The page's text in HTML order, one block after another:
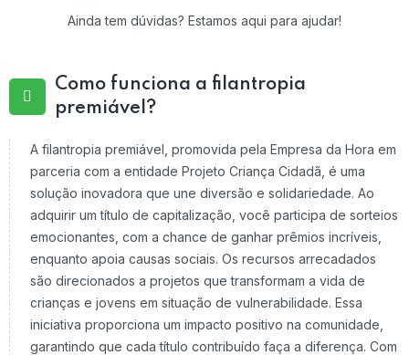
Ainda tem dúvidas? Estamos aqui para ajudar!
Como funciona a filantropia
premiável?
A filantropia premiável, promovida pela Empresa da Hora em
parceria com a entidade Projeto Criança Cidadã, é uma
solução inovadora que une diversão e solidariedade. Ao
adquirir um título de capitalização, você participa de sorteios
emocionantes, com a chance de ganhar prêmios incríveis,
enquanto apoia causas sociais. Os recursos arrecadados
são direcionados a projetos que transformam a vida de
crianças e jovens em situação de vulnerabilidade. Essa
iniciativa proporciona um impacto positivo na comunidade,
garantindo que cada título contribuído faça a diferença. Com